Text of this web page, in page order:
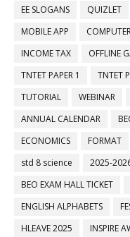
EE SLOGANS
QUIZLET
MOBILE APP
INCOME TAX
OFFLINE
TNTET PAPER 1
TNTET
TUTORIAL
WEBINAR
ANNUAL CALENDAR
ECONOMICS
FORMAT
std 8 science
2025-
BEO EXAM HALL TICKET
ENGLISH ALPHABETS
HLEAVE 2025
INSPIRE